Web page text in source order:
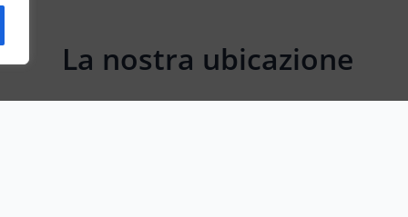
La nostra ubicazione
89060 Contrada Donna, Metropolitan City of Reggio Calabria, Italy